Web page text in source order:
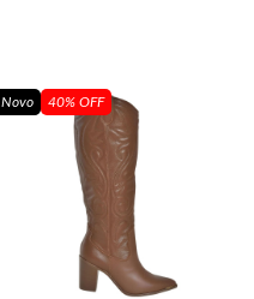
Novo 40% OFF